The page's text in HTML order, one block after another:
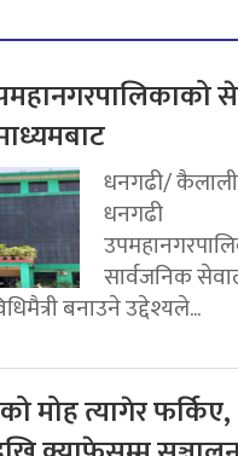
धनगढी/
धनगढी
सार्वजनिक
बनाउने उद्देश्यले...
मोह त्यागेर फर्किए,